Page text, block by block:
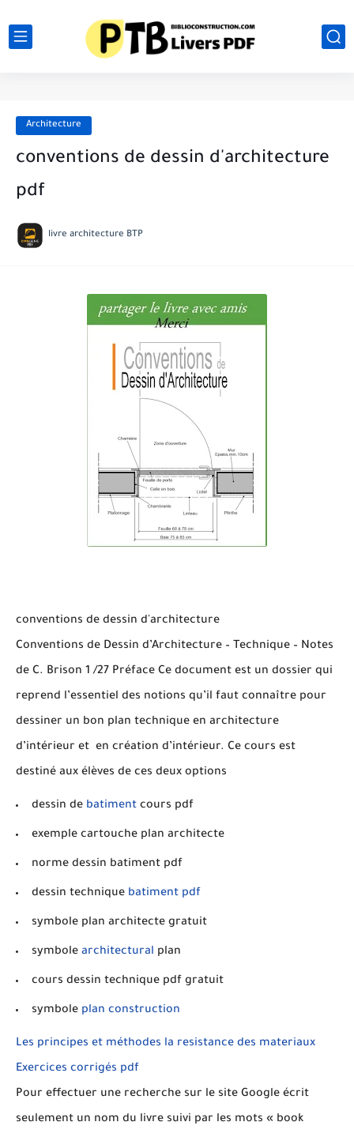
Architecture
conventions de dessin d'architecture
pdf
livre architecture BTP
conventions de dessin d'architecture
Conventions de Dessin d’Architecture – Technique – Notes
de C. Brison 1 /27 Préface Ce document est un dossier qui
reprend l’essentiel des notions qu’il faut connaître pour
dessiner un bon plan technique en architecture
d’intérieur et en création d’intérieur. Ce cours est
destiné aux élèves de ces deux options
dessin de batiment cours pdf
exemple cartouche plan architecte
norme dessin batiment pdf
dessin technique batiment pdf
symbole plan architecte gratuit
symbole architectural plan
cours dessin technique pdf gratuit
symbole plan construction
Les principes et méthodes la resistance des materiaux
Exercices corrigés pdf
Pour effectuer une recherche sur le site Google écrit
seulement un nom du livre suivi par les mots « book